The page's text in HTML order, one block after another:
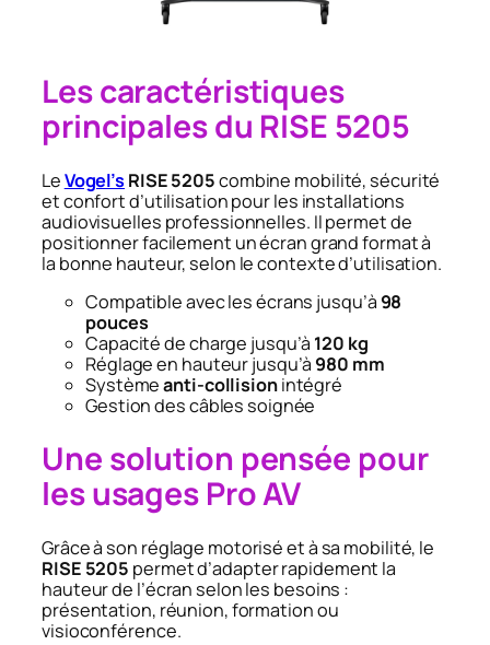
Les caractéristiques
principales du RISE 5205
LeVogel’sRISE 5205combine mobilité, sécurité
et confort d’utilisation pour les installations
audiovisuelles professionnelles. Il permet de
positionner facilement un écran grand format à
la bonne hauteur, selon le contexte d’utilisation.
Compatible avec les écrans jusqu’à 98
pouces
Capacité de charge jusqu’à 120 kg
Réglage en hauteur jusqu’à 980 mm
Systèmeanti-collisionintégré
Gestion des câbles soignée
Une solution pensée pour
les usages Pro AV
Grâce à son réglage motorisé et à sa mobilité, le
RISE 5205 permet d’adapter rapidement la
hauteur de l’écran selon les besoins :
présentation, réunion, formation ou
visioconférence.